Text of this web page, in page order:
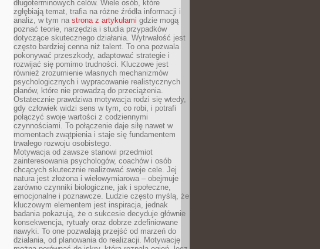
długoterminowych celów. Wiele osób, które
zgłębiają temat, trafia na różne źródła informacji i
analiz, w tym na strona z artykułami gdzie mogą
poznać teorie, narzędzia i studia przypadków
dotyczące skutecznego działania. Wytrwałość jest
często bardziej cenna niż talent. To ona pozwala
pokonywać przeszkody, adaptować strategie i
rozwijać się pomimo trudności. Kluczowe jest
również zrozumienie własnych mechanizmów
psychologicznych i wypracowanie realistycznych
planów, które nie prowadzą do przeciążenia.
Ostatecznie prawdziwa motywacja rodzi się wtedy,
gdy człowiek widzi sens w tym, co robi, i potrafi
połączyć swoje wartości z codziennymi
czynnościami. To połączenie daje siłę nawet w
momentach zwątpienia i staje się fundamentem
trwałego rozwoju osobistego.
Motywacja od zawsze stanowi przedmiot
zainteresowania psychologów, coachów i osób
chcących skutecznie realizować swoje cele. Jej
natura jest złożona i wielowymiarowa – obejmuje
zarówno czynniki biologiczne, jak i społeczne,
emocjonalne i poznawcze. Ludzie często myślą, że
kluczowym elementem jest inspiracja, jednak
badania pokazują, że o sukcesie decyduje głównie
konsekwencja, rytuały oraz dobrze zdefiniowane
nawyki. To one pozwalają przejść od marzeń do
działania, od planowania do realizacji. Motywację